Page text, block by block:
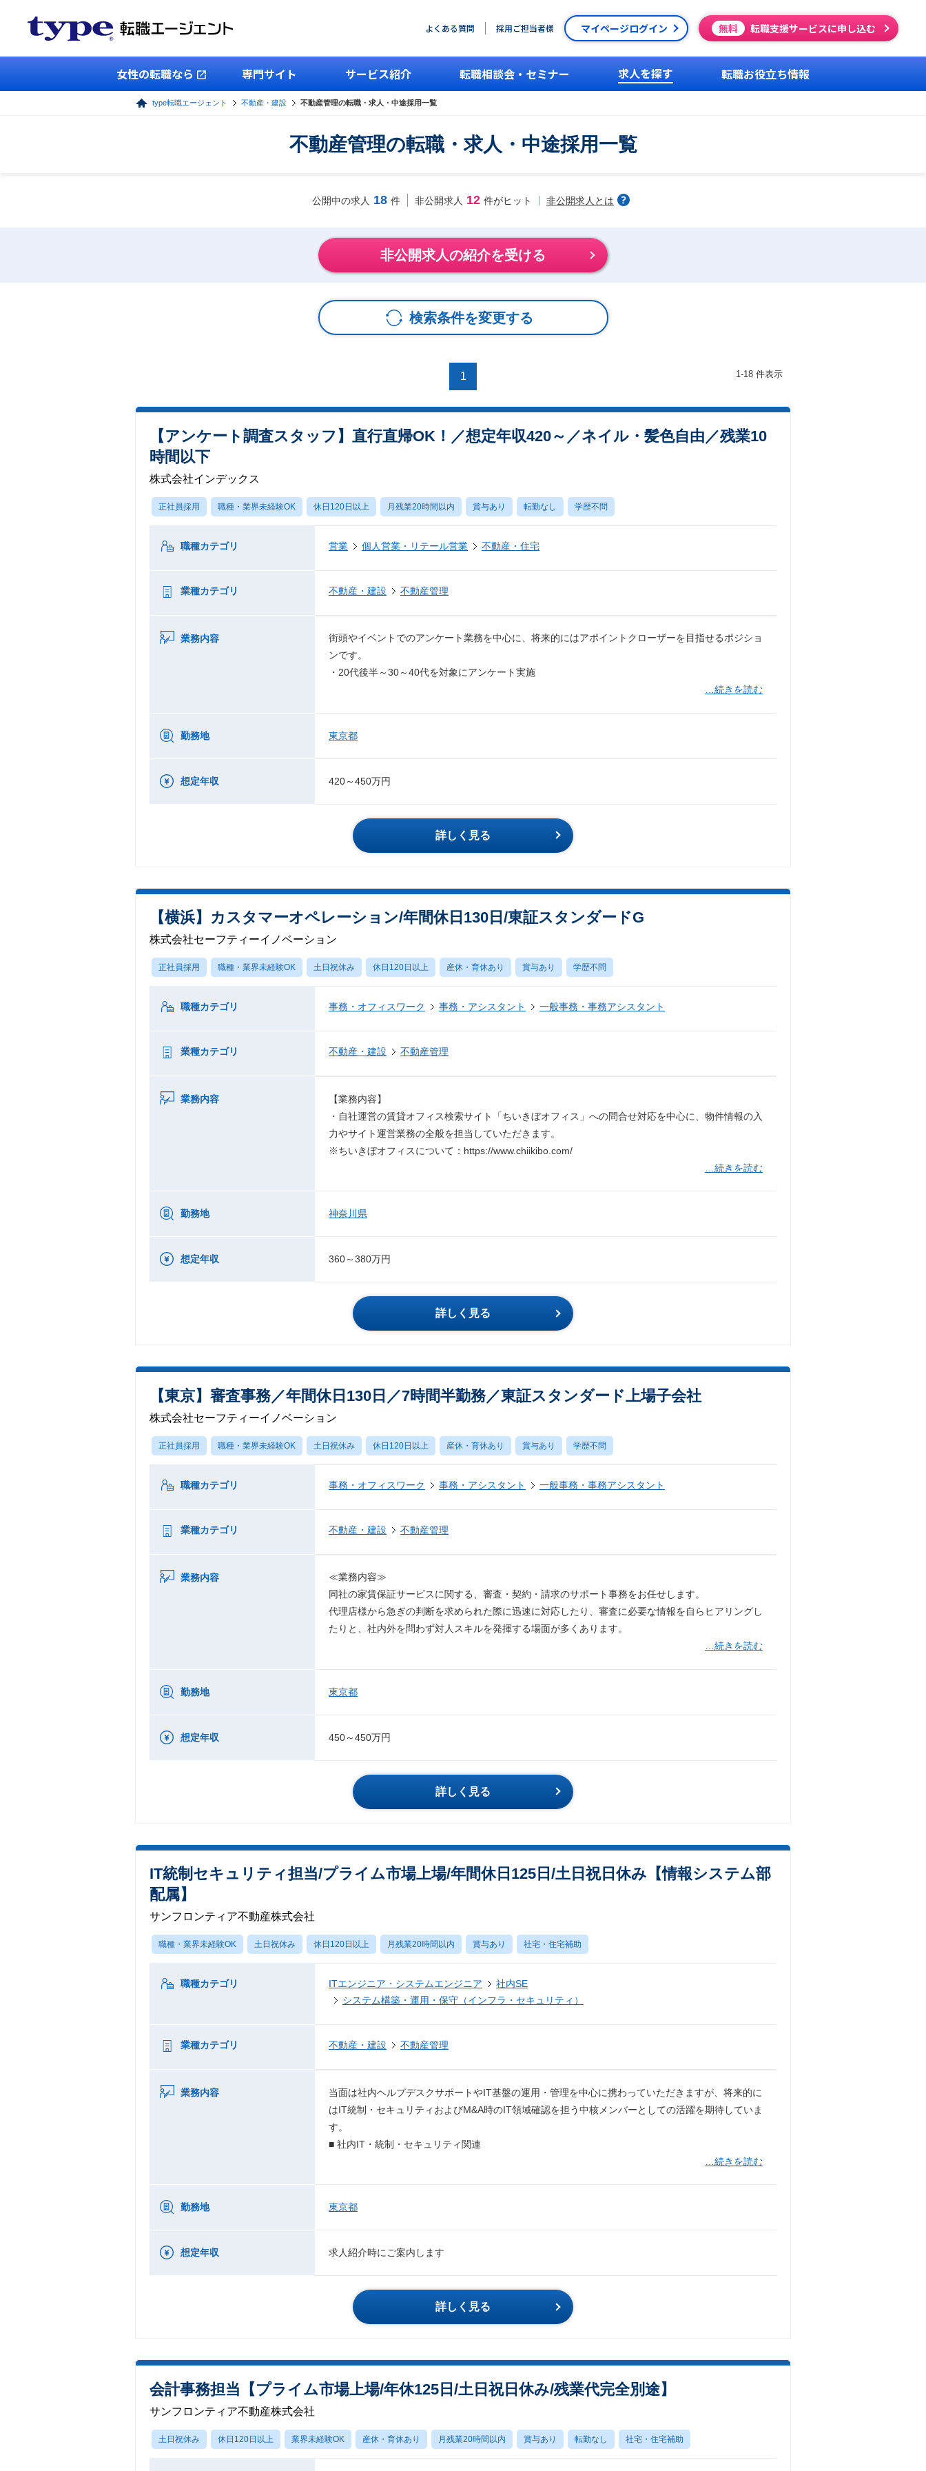
よくある質問 採用ご担当者様 マイページログイン 無料 転職支援サービスに申し込む
女性の転職なら 専門サイト サービス紹介 転職相談会・セミナー 求人を探す 転職お役立ち情報
type転職エージェント 不動産・建設 不動産管理の転職・求人・中途採用一覧
不動産管理の転職・求人・中途採用一覧
公開中の求人 18 件 非公開求人 12 件がヒット 非公開求人とは
非公開求人の紹介を受ける
検索条件を変更する
1 1-18 件表示
【アンケート調査スタッフ】直行直帰OK！／想定年収420～／ネイル・髪色自由／残業10
時間以下
株式会社インデックス
正社員採用 職種・業界未経験OK 休日120日以上 月残業20時間以内 賞与あり 転勤なし 学歴不問
職種カテゴリ 営業 個人営業・リテール営業 不動産・住宅
業種カテゴリ 不動産・建設 不動産管理
業務内容
街頭やイベントでのアンケート業務を中心に、将来的にはアポイントクローザーを目指せるポジショ
ンです。
・20代後半～30～40代を対象にアンケート実施
…続きを読む
勤務地 東京都
想定年収 420～450万円
詳しく見る
【横浜】カスタマーオペレーション/年間休日130日/東証スタンダードG
株式会社セーフティーイノベーション
正社員採用 職種・業界未経験OK 土日祝休み 休日120日以上 産休・育休あり 賞与あり 学歴不問
職種カテゴリ 事務・オフィスワーク 事務・アシスタント 一般事務・事務アシスタント
業種カテゴリ 不動産・建設 不動産管理
業務内容
【業務内容】
・自社運営の賃貸オフィス検索サイト「ちいきぼオフィス」への問合せ対応を中心に、物件情報の入
力やサイト運営業務の全般を担当していただきます。
※ちいきぼオフィスについて：https://www.chiikibo.com/
…続きを読む
勤務地 神奈川県
想定年収 360～380万円
詳しく見る
【東京】審査事務／年間休日130日／7時間半勤務／東証スタンダード上場子会社
株式会社セーフティーイノベーション
正社員採用 職種・業界未経験OK 土日祝休み 休日120日以上 産休・育休あり 賞与あり 学歴不問
職種カテゴリ 事務・オフィスワーク 事務・アシスタント 一般事務・事務アシスタント
業種カテゴリ 不動産・建設 不動産管理
業務内容
≪業務内容≫
同社の家賃保証サービスに関する、審査・契約・請求のサポート事務をお任せします。
代理店様から急ぎの判断を求められた際に迅速に対応したり、審査に必要な情報を自らヒアリングし
たりと、社内外を問わず対人スキルを発揮する場面が多くあります。
…続きを読む
勤務地 東京都
想定年収 450～450万円
詳しく見る
IT統制セキュリティ担当/プライム市場上場/年間休日125日/土日祝日休み【情報システム部
配属】
サンフロンティア不動産株式会社
職種・業界未経験OK 土日祝休み 休日120日以上 月残業20時間以内 賞与あり 社宅・住宅補助
職種カテゴリ ITエンジニア・システムエンジニア
社内SE
システム構築・運用・保守（インフラ・セキュリティ）
業種カテゴリ 不動産・建設 不動産管理
業務内容
当面は社内ヘルプデスクサポートやIT基盤の運用・管理を中心に携わっていただきますが、将来的に
はIT統制・セキュリティおよびM&A時のIT領域確認を担う中核メンバーとしての活躍を期待していま
す。
■ 社内IT・統制・セキュリティ関連
…続きを読む
勤務地 東京都
想定年収 求人紹介時にご案内します
詳しく見る
会計事務担当【プライム市場上場/年休125日/土日祝日休み/残業代完全別途】
サンフロンティア不動産株式会社
土日祝休み 休日120日以上 業界未経験OK 産休・育休あり 月残業20時間以内 賞与あり 転勤なし 社宅・住宅補助